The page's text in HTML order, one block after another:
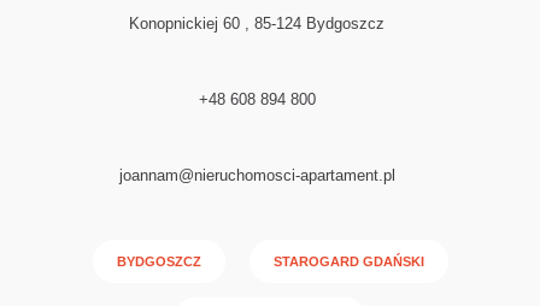
Konopnickiej 60 , 85-124 Bydgoszcz
+48 608 894 800
joannam@nieruchomosci-apartament.pl
BYDGOSZCZ STAROGARD GDAŃSKI